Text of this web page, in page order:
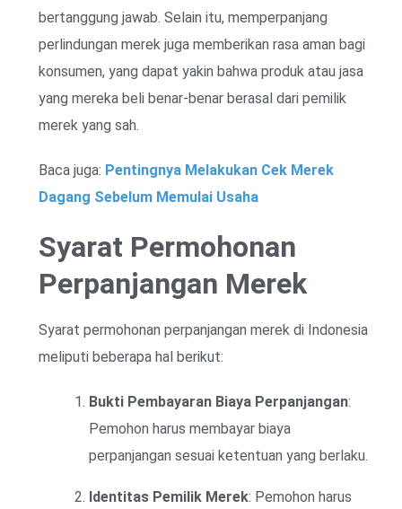
bertanggung jawab. Selain itu, memperpanjang
perlindungan merek juga memberikan rasa aman bagi
konsumen, yang dapat yakin bahwa produk atau jasa
yang mereka beli benar-benar berasal dari pemilik
merek yang sah.
Baca juga: Pentingnya Melakukan Cek Merek
Dagang Sebelum Memulai Usaha
Syarat Permohonan
Perpanjangan Merek
Syarat permohonan perpanjangan merek di Indonesia
meliputi beberapa hal berikut:
Bukti Pembayaran Biaya Perpanjangan:
Pemohon harus membayar biaya
perpanjangan sesuai ketentuan yang berlaku.
Identitas Pemilik Merek: Pemohon harus